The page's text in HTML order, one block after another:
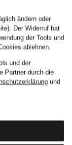
ändern oder
Der Widerruf hat
der Tools und
ablehnen.
und der
Partner durch die
und